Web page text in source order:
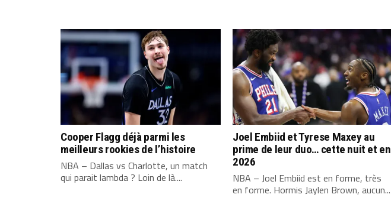
Cooper Flagg déjà parmi les
meilleurs rookies de l’histoire
NBA – Dallas vs Charlotte, un match
qui parait lambda ? Loin de là....
Joel Embiid et Tyrese Maxey au
prime de leur duo… cette nuit et en
2026
NBA – Joel Embiid est en forme, très
en forme. Hormis Jaylen Brown, aucun...